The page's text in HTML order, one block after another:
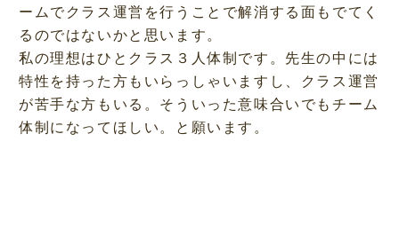
ームでクラス運営を行うことで解消する面もでてく
るのではないかと思います。
私の理想はひとクラス３人体制です。先生の中には
特性を持った方もいらっしゃいますし、クラス運営
が苦手な方もいる。そういった意味合いでもチーム
体制になってほしい。と願います。